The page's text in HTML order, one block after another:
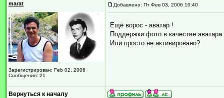
marat
Зарегистрирован: Feb 02, 2006
Сообщения: 21
Добавлено: Пт Фев 03, 2006 10:40
Ещё ворос - аватар !
Поддержки фото в качестве аватара
Или просто не активировано?
Вернуться к началу